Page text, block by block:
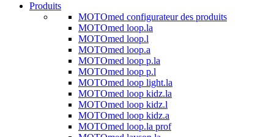
Produits
MOTOmed configurateur des produits
MOTOmed loop.la
MOTOmed loop.l
MOTOmed loop.a
MOTOmed loop p.la
MOTOmed loop p.l
MOTOmed loop light.la
MOTOmed loop kidz.la
MOTOmed loop kidz.l
MOTOmed loop kidz.a
MOTOmed loop.la prof